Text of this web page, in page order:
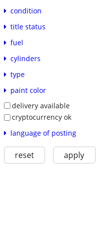
condition
title status
fuel
cylinders
type
paint color
delivery available
cryptocurrency ok
language of posting
reset apply